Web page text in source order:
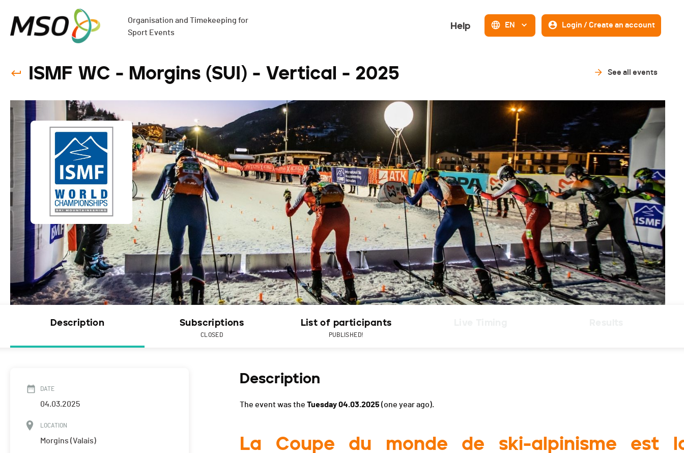
Organisation and Timekeeping for
Sport Events
Help EN Login / Create an account
ISMF WC - Morgins (SUI) - Vertical - 2025 See all events
Description Subscriptions
CLOSED
List of participants
PUBLISHED!
DATE
04.03.2025
LOCATION
Morgins (Valais)
Description
The event was the Tuesday 04.03.2025 (one year ago).
La Coupe du monde de ski-alpinisme est